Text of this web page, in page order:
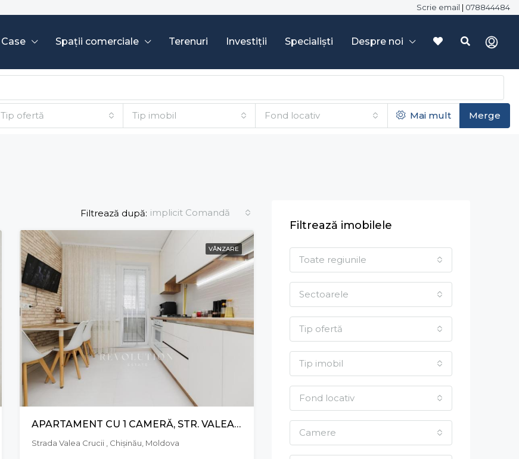
Scrie email | 078844484
Case Spații comerciale Terenuri Investiții Specialiști Despre noi
Tip ofertă Tip imobil Fond locativ Mai mult Merge
Filtrează după: implicit Comandă
VÂNZARE
APARTAMENT CU 1 CAMERĂ, STR. VALEA CRUCII, BOTANICA
Strada Valea Crucii , Chișinău, Moldova
Filtrează imobilele
Toate regiunile
Sectoarele
Tip ofertă
Tip imobil
Fond locativ
Camere